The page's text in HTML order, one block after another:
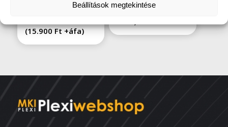
Beállítások megtekintése
(15.900Ft+áfa)
6.604Ft (5.200